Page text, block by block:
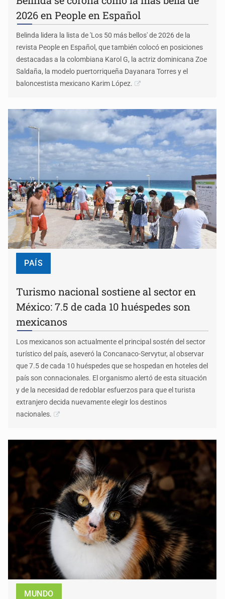
2026 en People en Español
Belinda lidera la lista de 'Los 50 más bellos' de 2026 de la
revista People en Español, que también colocó en posiciones
destacadas a la colombiana Karol G, la actriz dominicana Zoe
Saldaña, la modelo puertorriqueña Dayanara Torres y el
baloncestista mexicano Karim López.
PAÍS
Turismo nacional sostiene al sector en
México: 7.5 de cada 10 huéspedes son
mexicanos
Los mexicanos son actualmente el principal sostén del sector
turístico del país, aseveró la Concanaco-Servytur, al observar
que 7.5 de cada 10 huéspedes que se hospedan en hoteles del
país son connacionales. El organismo alertó de esta situación
y de la necesidad de redoblar esfuerzos para que el turista
extranjero decida nuevamente elegir los destinos
nacionales.
MUNDO